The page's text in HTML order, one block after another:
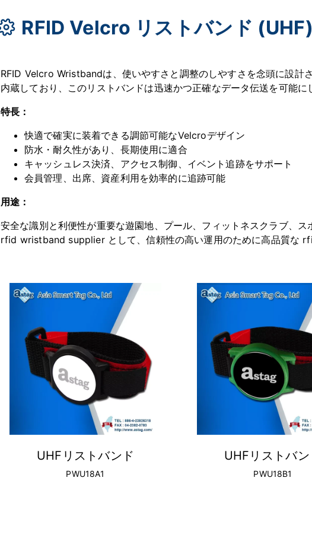
RFID Velcro リストバンド
RFID Velcro Wristbandは、使いやすさと調整のしやすさを念頭に設計
内蔵しており、このリストバンドは迅速かつ正確なデータ伝送を可能
特長：
快適で確実に装着できる調節可能なVelcroデザイン
防水・耐久性があり、長期使用に適合
キャッシュレス決済、アクセス制御、イベント追跡をサポート
会員管理、出席、資産利用を効率的に追跡可能
用途：
安全な識別と利便性が重要な遊園地、プール、フィットネスクラブ、
rfid wristband supplier として、信頼性の高い運用のために高品質な
UHFリストバンド
PWU18A1
UHFリストバ
PWU18B1